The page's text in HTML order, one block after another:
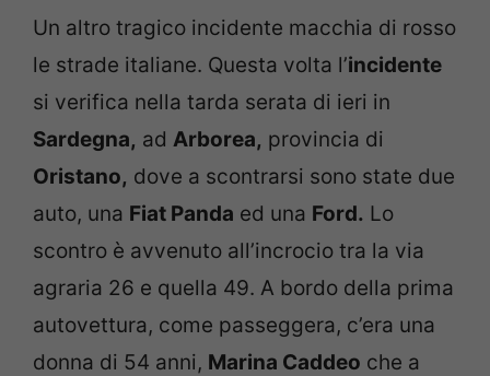
Un altro tragico incidente macchia di rosso
le strade italiane. Questa volta l’incidente
si verifica nella tarda serata di ieri in
Sardegna, ad Arborea, provincia di
Oristano, dove a scontrarsi sono state due
auto, una Fiat Panda ed una Ford. Lo
scontro è avvenuto all’incrocio tra la via
agraria 26 e quella 49. A bordo della prima
autovettura, come passeggera, c’era una
donna di 54 anni, Marina Caddeo che a